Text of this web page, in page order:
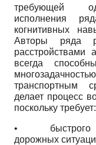
требующей
исполнения
когнитивных
Авторы ряда
расстройствами
всегда
транспортным
делает процесс
поскольку требует:
•
дорожных